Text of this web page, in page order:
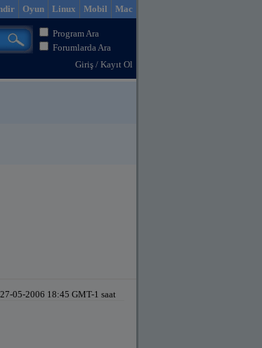
Mac
Mobil
Linux
Oyun
Program Ara
Forumlarda Ara
Giriş / Kayıt Ol
05-2006 18:45 GMT-1 saat